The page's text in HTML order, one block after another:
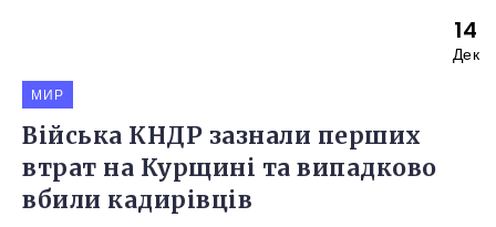
14
Дек
МИР
Війська КНДР зазнали перших
втрат на Курщині та випадково
вбили кадирівців